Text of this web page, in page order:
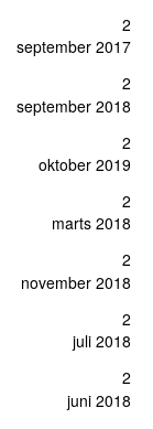
september 2017
2
september 2018
2
oktober 2019
2
marts 2018
2
november 2018
2
juli 2018
2
juni 2018
2